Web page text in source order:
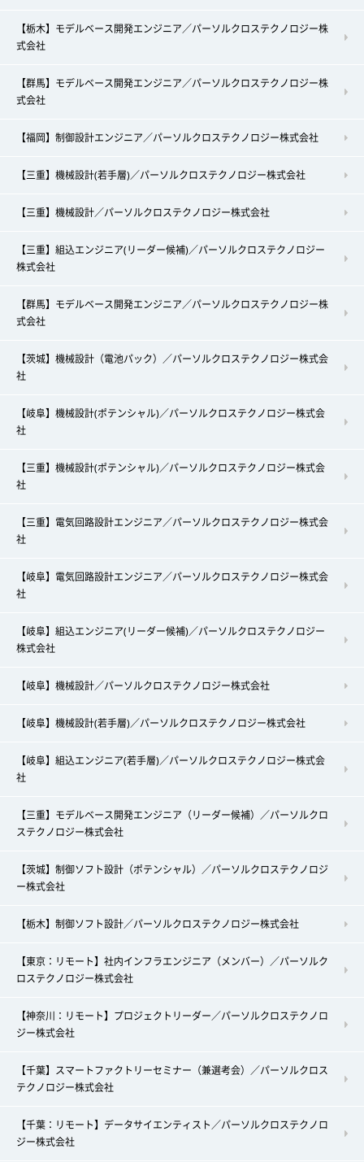
【栃木】モデルベース開発エンジニア／パーソルクロステクノロジー株
式会社
【群馬】モデルベース開発エンジニア／パーソルクロステクノロジー株
式会社
【福岡】制御設計エンジニア／パーソルクロステクノロジー株式会社
【三重】機械設計(若手層)／パーソルクロステクノロジー株式会社
【三重】機械設計／パーソルクロステクノロジー株式会社
【三重】組込エンジニア(リーダー候補)／パーソルクロステクノロジー
株式会社
【群馬】モデルベース開発エンジニア／パーソルクロステクノロジー株
式会社
【茨城】機械設計（電池パック）／パーソルクロステクノロジー株式会
社
【岐阜】機械設計(ポテンシャル)／パーソルクロステクノロジー株式会
社
【三重】機械設計(ポテンシャル)／パーソルクロステクノロジー株式会
社
【三重】電気回路設計エンジニア／パーソルクロステクノロジー株式会
社
【岐阜】電気回路設計エンジニア／パーソルクロステクノロジー株式会
社
【岐阜】組込エンジニア(リーダー候補)／パーソルクロステクノロジー
株式会社
【岐阜】機械設計／パーソルクロステクノロジー株式会社
【岐阜】機械設計(若手層)／パーソルクロステクノロジー株式会社
【岐阜】組込エンジニア(若手層)／パーソルクロステクノロジー株式会
社
【三重】モデルベース開発エンジニア（リーダー候補）／パーソルクロ
ステクノロジー株式会社
【茨城】制御ソフト設計（ポテンシャル）／パーソルクロステクノロジ
ー株式会社
【栃木】制御ソフト設計／パーソルクロステクノロジー株式会社
【東京：リモート】社内インフラエンジニア（メンバー）／パーソルク
ロステクノロジー株式会社
【神奈川：リモート】プロジェクトリーダー／パーソルクロステクノロ
ジー株式会社
【千葉】スマートファクトリーセミナー（兼選考会）／パーソルクロス
テクノロジー株式会社
【千葉：リモート】データサイエンティスト／パーソルクロステクノロ
ジー株式会社